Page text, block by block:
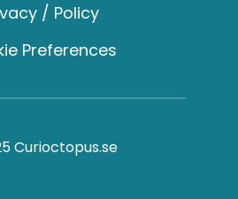
/ Policy
Preferences
Curioctopus.se